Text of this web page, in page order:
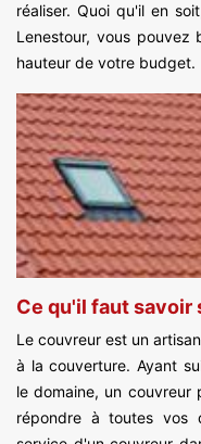
réaliser. Quoi qu'il en
Lenestour, vous
hauteur de votre budget.
Ce qu'il faut savoir
Le couvreur est un
à la couverture. Ayant
le domaine, un couvreur
répondre à toutes vos